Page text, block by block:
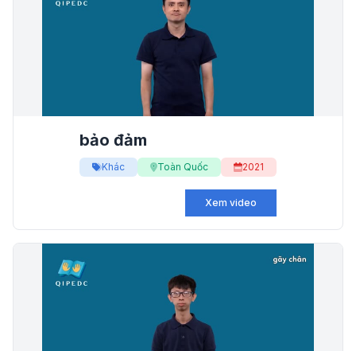
bảo đảm
Khác Toàn Quốc 2021
Xem video